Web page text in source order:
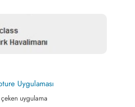
Uygulaması
uygulama